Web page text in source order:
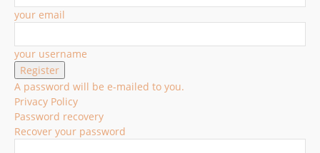
your email
your username
A password will be e-mailed to you.
Privacy Policy
Password recovery
Recover your password